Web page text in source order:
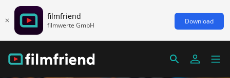
filmfriend
filmwerte GmbH Download